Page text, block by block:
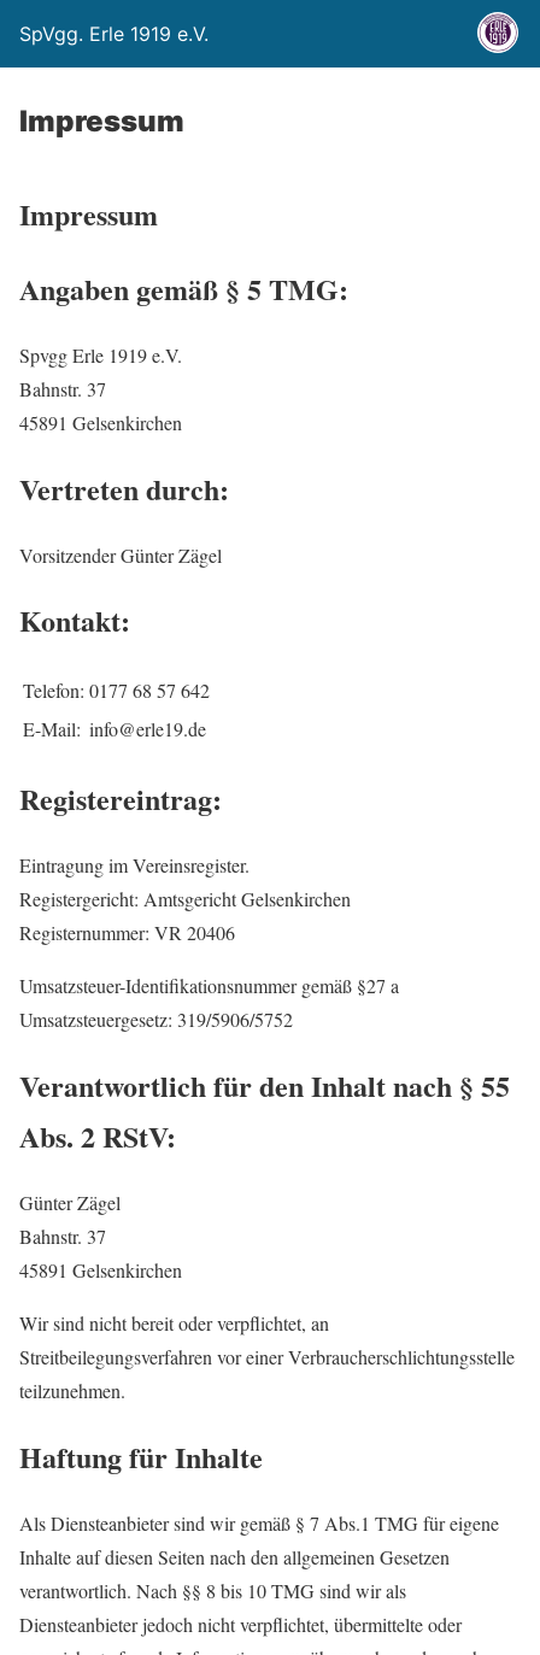
SpVgg. Erle 1919 e.V.
Impressum
Impressum
Angaben gemäß § 5 TMG:
Spvgg Erle 1919 e.V.
Bahnstr. 37
45891 Gelsenkirchen
Vertreten durch:
Vorsitzender Günter Zägel
Kontakt:
Telefon: 0177 68 57 642
E-Mail: info@erle19.de
Registereintrag:
Eintragung im Vereinsregister.
Registergericht: Amtsgericht Gelsenkirchen
Registernummer: VR 20406
Umsatzsteuer-Identifikationsnummer gemäß §27 a
Umsatzsteuergesetz: 319/5906/5752
Verantwortlich für den Inhalt nach § 55
Abs. 2 RStV:
Günter Zägel
Bahnstr. 37
45891 Gelsenkirchen
Wir sind nicht bereit oder verpflichtet, an
Streitbeilegungsverfahren vor einer Verbraucherschlichtungsstelle
teilzunehmen.
Haftung für Inhalte
Als Diensteanbieter sind wir gemäß § 7 Abs.1 TMG für eigene
Inhalte auf diesen Seiten nach den allgemeinen Gesetzen
verantwortlich. Nach §§ 8 bis 10 TMG sind wir als
Diensteanbieter jedoch nicht verpflichtet, übermittelte oder